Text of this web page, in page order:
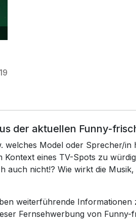
der aktuellen Funny-
welches Model oder Sprecher/
eines TV-Spots zu
auch nicht!? Wie wirkt die
weiterführende
Fernsehwerbung von